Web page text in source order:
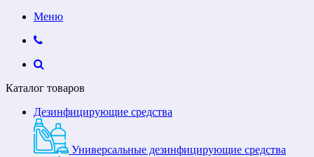
Меню
Каталог товаров
Дезинфицирующие средства
Универсальные дезинфицирующие средства